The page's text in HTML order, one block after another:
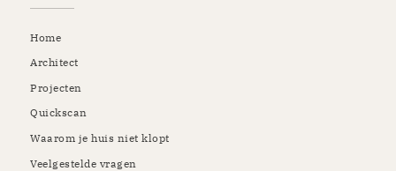
Home
Architect
Projecten
Quickscan
Waarom je huis niet klopt
Veelgestelde vragen